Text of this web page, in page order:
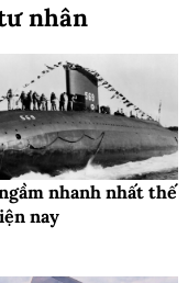
nhân
nhanh nhất thế
nay